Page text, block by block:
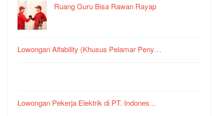
Ruang Guru Bisa Rawan Rayap
Lowongan Alfability (Khusus Pelamar Peny…
Lowongan Pekerja Elektrik di PT. Indones…